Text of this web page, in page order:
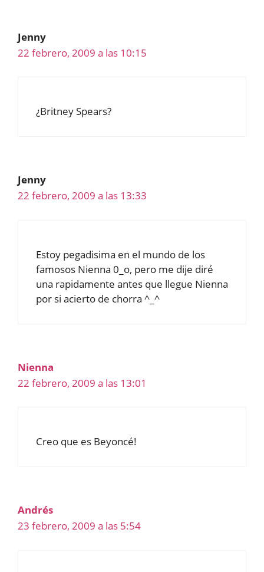
Jenny
22 febrero, 2009 a las 10:15
¿Britney Spears?
Jenny
22 febrero, 2009 a las 13:33
Estoy pegadisima en el mundo de los
famosos Nienna 0_o, pero me dije diré
una rapidamente antes que llegue Nienna
por si acierto de chorra ^_^
Nienna
22 febrero, 2009 a las 13:01
Creo que es Beyoncé!
Andrés
23 febrero, 2009 a las 5:54